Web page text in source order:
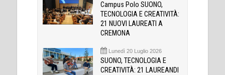
Campus Polo SUONO,
TECNOLOGIA E CREATIVITÀ:
21 NUOVI LAUREATI A
CREMONA
Lunedì 20 Luglio 2026
SUONO, TECNOLOGIA E
CREATIVITÀ: 21 LAUREANDI